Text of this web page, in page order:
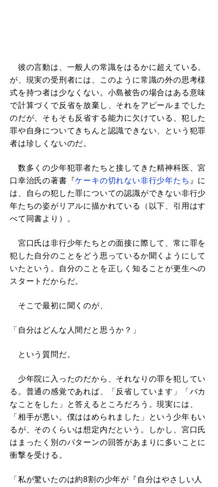
彼の言動は、一般人の常識をはるかに超えている。
が、現実の受刑者には、このように常識の外の思考様
式を持つ者は少なくない。小島被告の場合はある意味
で計算づくで反省を放棄し、それをアピールまでした
のだが、そもそも反省する能力に欠けている、犯した
罪や自身についてきちんと認識できない、という犯罪
者は珍しくないのだ。
数多くの少年犯罪者たちと接してきた精神科医、宮
口幸治氏の著書『ケーキの切れない非行少年たち 』に
は、自らの犯した罪についての認識ができない非行少
年たちの姿がリアルに描かれている（以下、引用はす
べて同書より）。
宮口氏は非行少年たちとの面接に際して、常に罪を
犯した自分のことをどう思っているか聞くようにして
いたという。自分のことを正しく知ることが更生への
スタートだからだ。
そこで最初に聞くのが、
「自分はどんな人間だと思うか？」
という質問だ。
少年院に入ったのだから、それなりの罪を犯してい
る。普通の感覚であれば、「反省しています」「バカ
なことをした」と答えるところだろう。現実には、
「相手が悪い。僕ははめられました」という少年もい
るが、そのくらいは想定内だという。しかし、宮口氏
はまったく別のパターンの回答があまりに多いことに
衝撃を受ける。
「私が驚いたのは約8割の少年が『自分はやさしい人